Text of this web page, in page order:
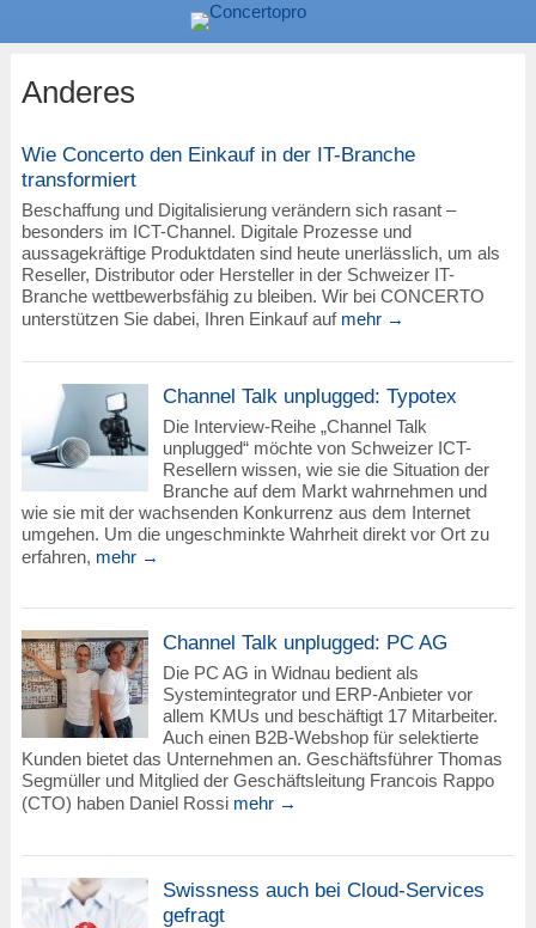
Anderes
Wie Concerto den Einkauf in der IT-Branche
transformiert
Beschaffung und Digitalisierung verändern sich rasant –
besonders im ICT-Channel. Digitale Prozesse und
aussagekräftige Produktdaten sind heute unerlässlich, um als
Reseller, Distributor oder Hersteller in der Schweizer IT-
Branche wettbewerbsfähig zu bleiben. Wir bei CONCERTO
unterstützen Sie dabei, Ihren Einkauf auf mehr →
Channel Talk unplugged: Typotex
Die Interview-Reihe „Channel Talk
unplugged“ möchte von Schweizer ICT-
Resellern wissen, wie sie die Situation der
Branche auf dem Markt wahrnehmen und
wie sie mit der wachsenden Konkurrenz aus dem Internet
umgehen. Um die ungeschminkte Wahrheit direkt vor Ort zu
erfahren, mehr →
Channel Talk unplugged: PC AG
Die PC AG in Widnau bedient als
Systemintegrator und ERP-Anbieter vor
allem KMUs und beschäftigt 17 Mitarbeiter.
Auch einen B2B-Webshop für selektierte
Kunden bietet das Unternehmen an. Geschäftsführer Thomas
Segmüller und Mitglied der Geschäftsleitung Francois Rappo
(CTO) haben Daniel Rossi mehr →
Swissness auch bei Cloud-Services
gefragt